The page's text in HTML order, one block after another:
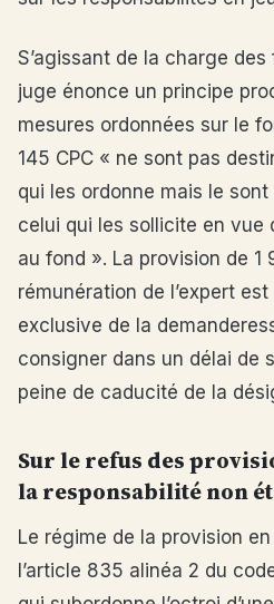
S’agissant de la charge des
juge énonce un principe
mesures ordonnées sur le
145 CPC « ne sont pas
qui les ordonne mais le
celui qui les sollicite en vue
au fond ». La provision de 1
rémunération de l’expert
exclusive de la
consigner dans un délai de
peine de caducité de la
Sur le refus des
la responsabilité non
Le régime de la provision
l’article 835 alinéa 2 du